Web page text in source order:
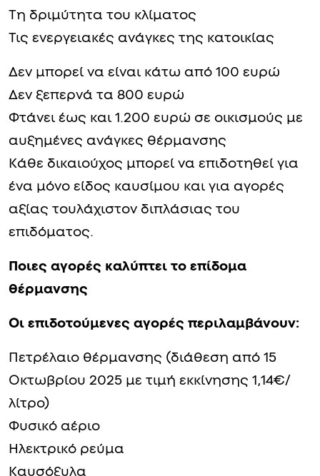
Τη δριμύτητα του κλίματος
Τις ενεργειακές ανάγκες της κατοικίας
Δεν μπορεί να είναι κάτω από 100 ευρώ
Δεν ξεπερνά τα 800 ευρώ
Φτάνει έως και 1.200 ευρώ σε οικισμούς με
αυξημένες ανάγκες θέρμανσης
Κάθε δικαιούχος μπορεί να επιδοτηθεί για
ένα μόνο είδος καυσίμου και για αγορές
αξίας τουλάχιστον διπλάσιας του
επιδόματος.
Ποιες αγορές καλύπτει το επίδομα
θέρμανσης
Οι επιδοτούμενες αγορές περιλαμβάνουν:
Πετρέλαιο θέρμανσης (διάθεση από 15
Οκτωβρίου 2025 με τιμή εκκίνησης 1,14€/
λίτρο)
Φυσικό αέριο
Ηλεκτρικό ρεύμα
Καυσόξυλα